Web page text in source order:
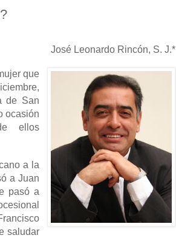
José Leonardo Rincón, S. J.*
que
de San
ocasión
ellos
a la
a Juan
pasó a
saludar